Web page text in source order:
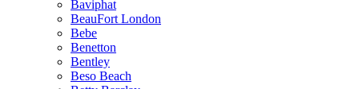
Baviphat
BeauFort London
Bebe
Benetton
Bentley
Beso Beach